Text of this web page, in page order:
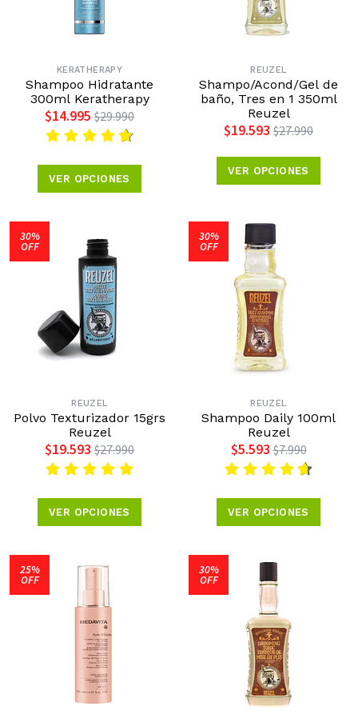
KERATHERAPY
Shampoo Hidratante
300ml Keratherapy
$14.995 $29.990
VER OPCIONES
REUZEL
Shampo/Acond/Gel de
baño, Tres en 1 350ml
Reuzel
$19.593 $27.990
VER OPCIONES
30%
OFF
REUZEL
Polvo Texturizador 15grs
Reuzel
$19.593 $27.990
VER OPCIONES
30%
OFF
REUZEL
Shampoo Daily 100ml
Reuzel
$5.593 $7.990
VER OPCIONES
25%
OFF
30%
OFF